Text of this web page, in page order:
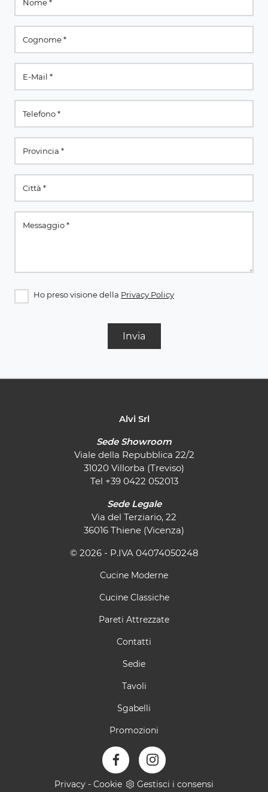
Ho preso visione della Privacy Policy
Invia
Alvi Srl
Sede Showroom
Viale della Repubblica 22/2
31020 Villorba (Treviso)
Tel +39 0422 052013
Sede Legale
Via del Terziario, 22
36016 Thiene (Vicenza)
© 2026 - P.IVA 04074050248
Cucine Moderne
Cucine Classiche
Pareti Attrezzate
Contatti
Sedie
Tavoli
Sgabelli
Promozioni
Privacy - Cookie Gestisci i consensi